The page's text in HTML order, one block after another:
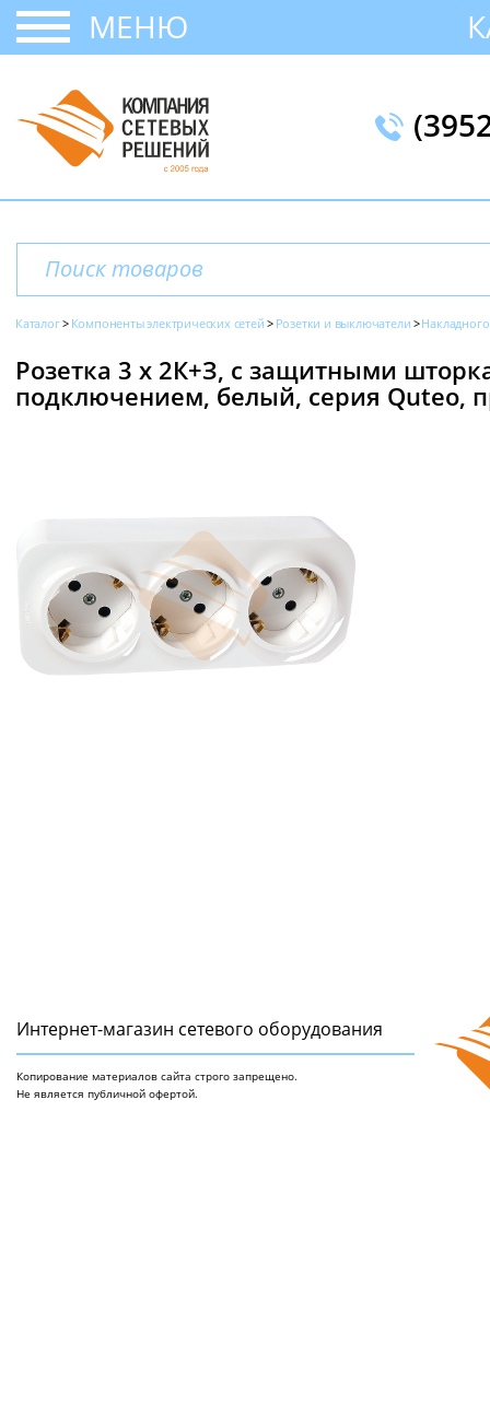
МЕНЮ
Каталог Компоненты электрических сетей Розетки и выключатели
Розетка 3 х 2К+З, с защитными
подключением, белый, серия Quteo,
Интернет-магазин сетeвого оборудования
Копирование материалов сайта строго запрещено.
Не является публичной офертой.